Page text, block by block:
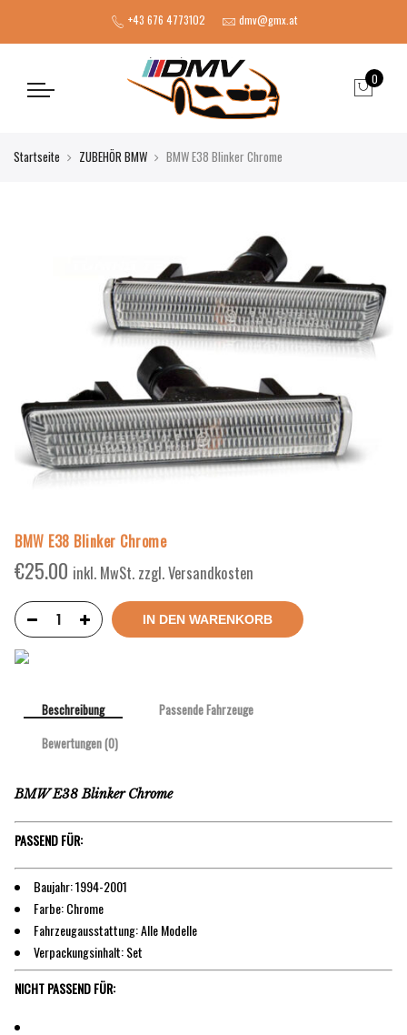
+43 676 4773102 dmv@gmx.at
0
Startseite ZUBEHÖR BMW BMW E38 Blinker Chrome
BMW E38 Blinker Chrome
€25.00 inkl. MwSt. zzgl. Versandkosten
IN DEN WARENKORB
Beschreibung
Passende Fahrzeuge
Bewertungen (0)
BMW E38 Blinker Chrome
PASSEND FÜR:
Baujahr: 1994-2001
Farbe: Chrome
Fahrzeugausstattung: Alle Modelle
Verpackungsinhalt: Set
NICHT PASSEND FÜR: